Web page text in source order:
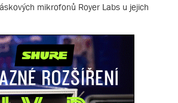
mikrofonů Royer Labs u jejich